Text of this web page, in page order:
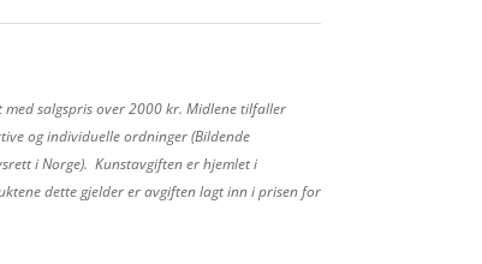
salgspris over 2000 kr. Midlene tilfaller
og individuelle ordninger (Bildende
i Norge). Kunstavgiften er hjemlet i
dette gjelder er avgiften lagt inn i prisen for